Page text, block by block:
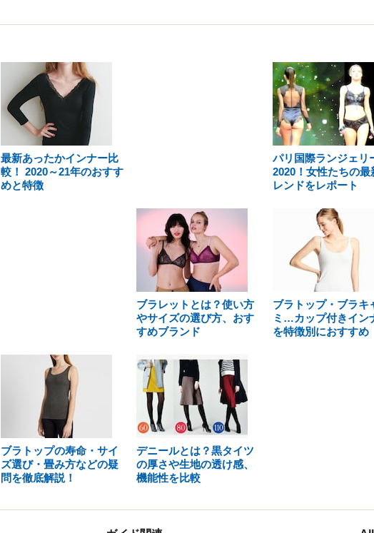
最新あったかインナー比
較！ 2020～21年のおすす
めと特徴
パリ国際ランジェリ
2020！女性たちの最
レンドをレポート
ブラレットとは？使い方
やサイズの選び方、おす
すめブランド
ブラトップ・ブラキ
ミ…カップ付きイン
を特徴別におすすめ
ブラトップの寿命・サイ
ズ選び・畳み方などの疑
問を徹底解説！
デニールとは？黒タイツ
の厚さや生地の透け感、
機能性を比較